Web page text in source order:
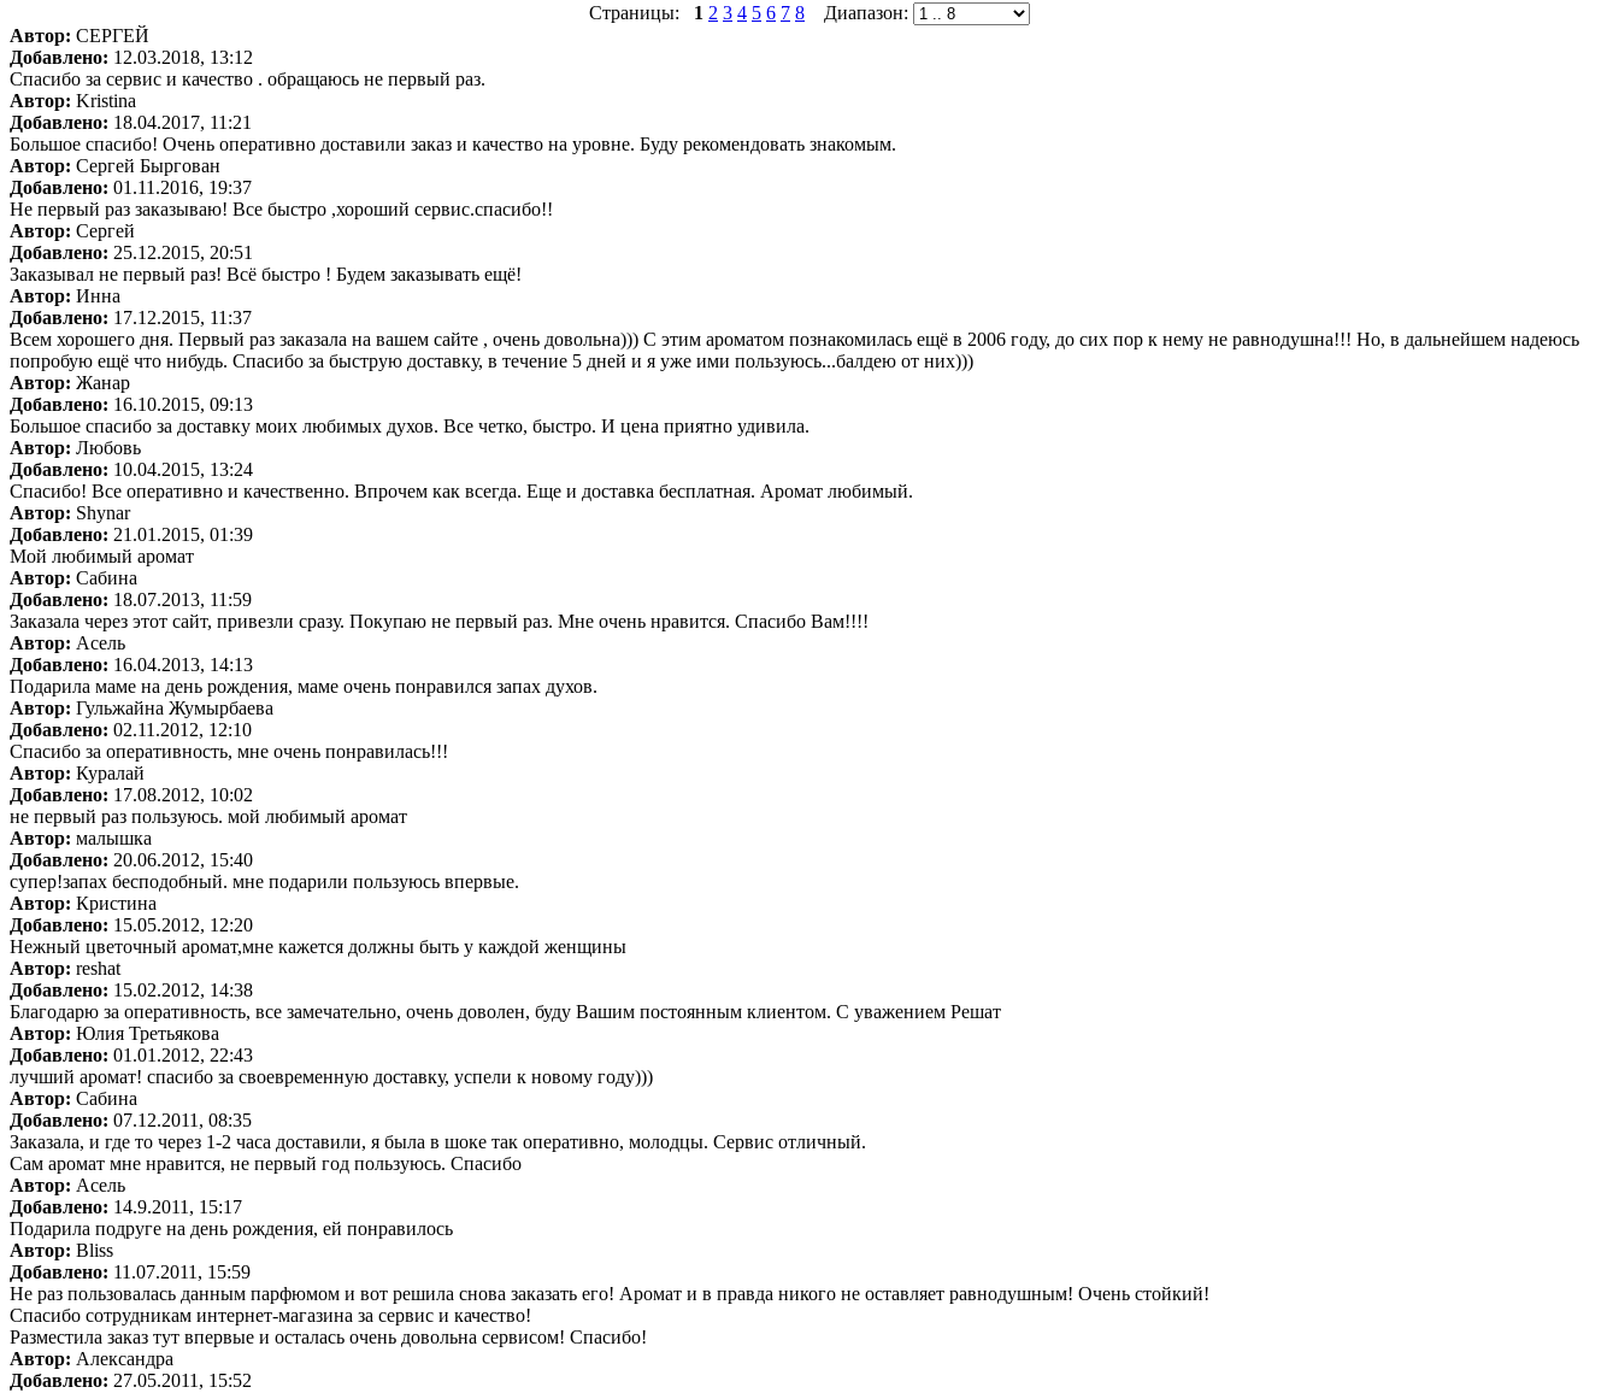
Страницы: 1 2 3 4 5 6 7 8 Диапазон:
Автор: СЕРГЕЙ
Добавлено: 12.03.2018, 13:12
Спасибо за сервис и качество . обращаюсь не первый раз.
Автор: Kristina
Добавлено: 18.04.2017, 11:21
Большое спасибо! Очень оперативно доставили заказ и качество на уровне. Буду рекомендовать знакомым.
Автор: Сергей Быргован
Добавлено: 01.11.2016, 19:37
Не первый раз заказываю! Все быстро ,хороший сервис.спасибо!!
Автор: Сергей
Добавлено: 25.12.2015, 20:51
Заказывал не первый раз! Всё быстро ! Будем заказывать ещё!
Автор: Инна
Добавлено: 17.12.2015, 11:37
Всем хорошего дня. Первый раз заказала на вашем сайте , очень довольна))) С этим ароматом познакомилась ещё в 2006 году, до сих пор к нему не равнодушна!!! Но, в дальнейшем надеюсь
попробую ещё что нибудь. Спасибо за быструю доставку, в течение 5 дней и я уже ими пользуюсь...балдею от них)))
Автор: Жанар
Добавлено: 16.10.2015, 09:13
Большое спасибо за доставку моих любимых духов. Все четко, быстро. И цена приятно удивила.
Автор: Любовь
Добавлено: 10.04.2015, 13:24
Спасибо! Все оперативно и качественно. Впрочем как всегда. Еще и доставка бесплатная. Аромат любимый.
Автор: Shynar
Добавлено: 21.01.2015, 01:39
Мой любимый аромат
Автор: Сабина
Добавлено: 18.07.2013, 11:59
Заказала через этот сайт, привезли сразу. Покупаю не первый раз. Мне очень нравится. Спасибо Вам!!!!
Автор: Асель
Добавлено: 16.04.2013, 14:13
Подарила маме на день рождения, маме очень понравился запах духов.
Автор: Гульжайна Жумырбаева
Добавлено: 02.11.2012, 12:10
Спасибо за оперативность, мне очень понравилась!!!
Автор: Куралай
Добавлено: 17.08.2012, 10:02
не первый раз пользуюсь. мой любимый аромат
Автор: малышка
Добавлено: 20.06.2012, 15:40
супер!запах бесподобный. мне подарили пользуюсь впервые.
Автор: Кристина
Добавлено: 15.05.2012, 12:20
Нежный цветочный аромат,мне кажется должны быть у каждой женщины
Автор: reshat
Добавлено: 15.02.2012, 14:38
Благодарю за оперативность, все замечательно, очень доволен, буду Вашим постоянным клиентом. С уважением Решат
Автор: Юлия Третьякова
Добавлено: 01.01.2012, 22:43
лучший аромат! спасибо за своевременную доставку, успели к новому году)))
Автор: Сабина
Добавлено: 07.12.2011, 08:35
Заказала, и где то через 1-2 часа доставили, я была в шоке так оперативно, молодцы. Сервис отличный.
Сам аромат мне нравится, не первый год пользуюсь. Спасибо
Автор: Асель
Добавлено: 14.9.2011, 15:17
Подарила подруге на день рождения, ей понравилось
Автор: Bliss
Добавлено: 11.07.2011, 15:59
Не раз пользовалась данным парфюмом и вот решила снова заказать его! Аромат и в правда никого не оставляет равнодушным! Очень стойкий!
Спасибо сотрудникам интернет-магазина за сервис и качество!
Разместила заказ тут впервые и осталась очень довольна сервисом! Спасибо!
Автор: Александра
Добавлено: 27.05.2011, 15:52